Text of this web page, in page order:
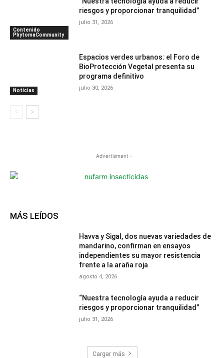
Contenido
PhytomaCommunity
riesgos y proporcionar tranquilidad”
julio 31, 2026
Noticias
Espacios verdes urbanos: el Foro de
BioProtección Vegetal presenta su
programa definitivo
julio 30, 2026
- Advertisment -
MÁS LEÍDOS
Havva y Sigal, dos nuevas variedades de
mandarino, confirman en ensayos
independientes su mayor resistencia
frente a la araña roja
agosto 4, 2026
“Nuestra tecnología ayuda a reducir
riesgos y proporcionar tranquilidad”
julio 31, 2026
Cargar más